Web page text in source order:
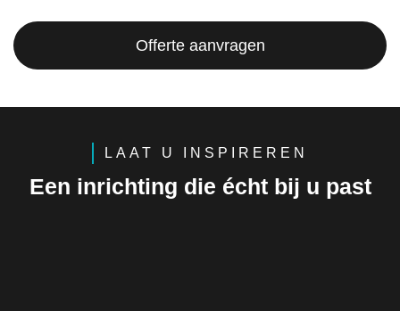
Offerte aanvragen
LAAT U INSPIREREN
Een inrichting die écht bij u past